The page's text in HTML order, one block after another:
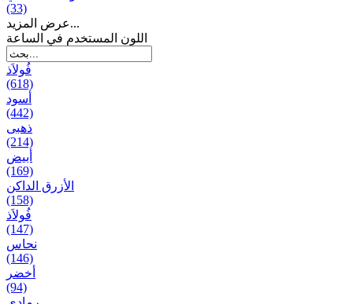
(33)
عرض المزيد...
اللون المستخدم في الساعة
فُولاَذ
(618)
أسود
(442)
ذهبی
(214)
أبيض
(169)
الأزرق الداكن
(158)
فُولاَذ
(147)
نحاس
(146)
أخضر
(94)